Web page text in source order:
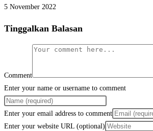
5 November 2022
Tinggalkan Balasan
Comment
Enter your name or username to comment
Enter your email address to comment
Enter your website URL (optional)